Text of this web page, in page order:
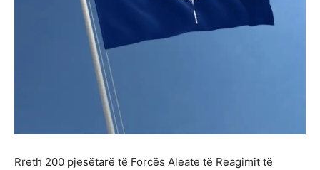
Rreth 200 pjesëtarë të Forcës Aleate të Reagimit të